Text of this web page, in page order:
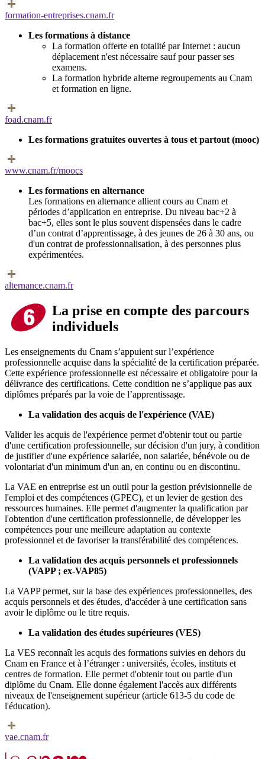
formation-entreprises.cnam.fr
Les formations à distance
La formation offerte en totalité par Internet : aucun
déplacement n'est nécessaire sauf pour passer ses
examens.
La formation hybride alterne regroupements au Cnam
et formation en ligne.
foad.cnam.fr
Les formations gratuites ouvertes à tous et partout (mooc)
www.cnam.fr/moocs
Les formations en alternance
Les formations en alternance allient cours au Cnam et
périodes d’application en entreprise. Du niveau bac+2 à
bac+5, elles sont le plus souvent dispensées dans le cadre
d’un contrat d’apprentissage, à des jeunes de 26 à 30 ans, ou
d'un contrat de professionnalisation, à des personnes plus
expérimentées.
alternance.cnam.fr
La prise en compte des parcours
individuels
Les enseignements du Cnam s’appuient sur l’expérience
professionnelle acquise dans la spécialité de la certification préparée.
Cette expérience professionnelle est nécessaire et obligatoire pour la
délivrance des certifications. Cette condition ne s’applique pas aux
diplômes préparés par la voie de l’apprentissage.
La validation des acquis de l'expérience (VAE)
Valider les acquis de l'expérience permet d'obtenir tout ou partie
d'une certification professionnelle, sur décision d'un jury, à condition
de justifier d'une expérience salariée, non salariée, bénévole ou de
volontariat d'un minimum d'un an, en continu ou en discontinu.
La VAE en entreprise est un outil pour la gestion prévisionnelle de
l'emploi et des compétences (GPEC), et un levier de gestion des
ressources humaines. Elle permet d'augmenter la qualification par
l'obtention d'une certification professionnelle, de développer les
compétences pour une meilleure adaptation au contexte
professionnel et de favoriser la transférabilité des compétences.
La validation des acquis personnels et professionnels
(VAPP ; ex-VAP85)
La VAPP permet, sur la base des expériences professionnelles, des
acquis personnels et des études, d'accéder à une certification sans
avoir le diplôme ou le titre requis.
La validation des études supérieures (VES)
La VES reconnaît les acquis des formations suivies en dehors du
Cnam en France et à l’étranger : universités, écoles, instituts et
centres de formation. Elle permet d'obtenir tout ou partie d'un
diplôme du Cnam. Elle donne également l'accès aux différents
niveaux de l'enseignement supérieur (article 613-5 du code de
l'éducation).
vae.cnam.fr